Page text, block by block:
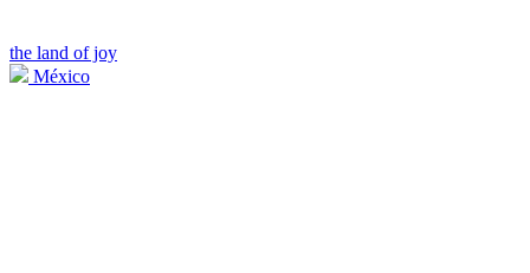
the land of joy
México